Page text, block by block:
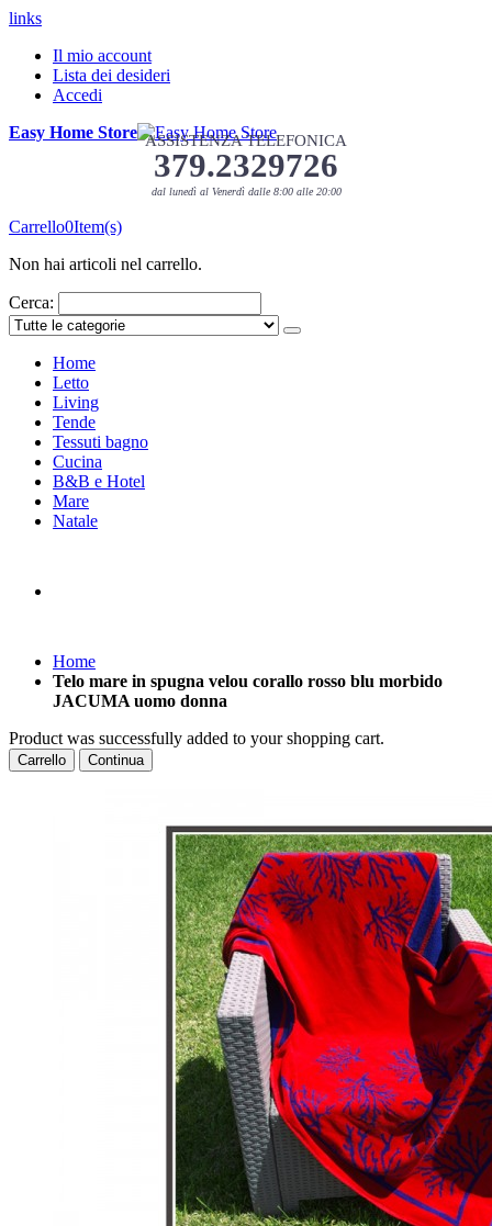
links
Il mio account
Lista dei desideri
Accedi
Easy Home Store ASSISTENZA TELEFONICA
379.2329726
dal lunedì al Venerdì dalle 8:00 alle 20:00
Carrello0Item(s)
Non hai articoli nel carrello.
Cerca:
Home
Letto
Living
Tende
Tessuti bagno
Cucina
B&B e Hotel
Mare
Natale
Home
Telo mare in spugna velou corallo rosso blu morbido
JACUMA uomo donna
Product was successfully added to your shopping cart.
Carrello Continua